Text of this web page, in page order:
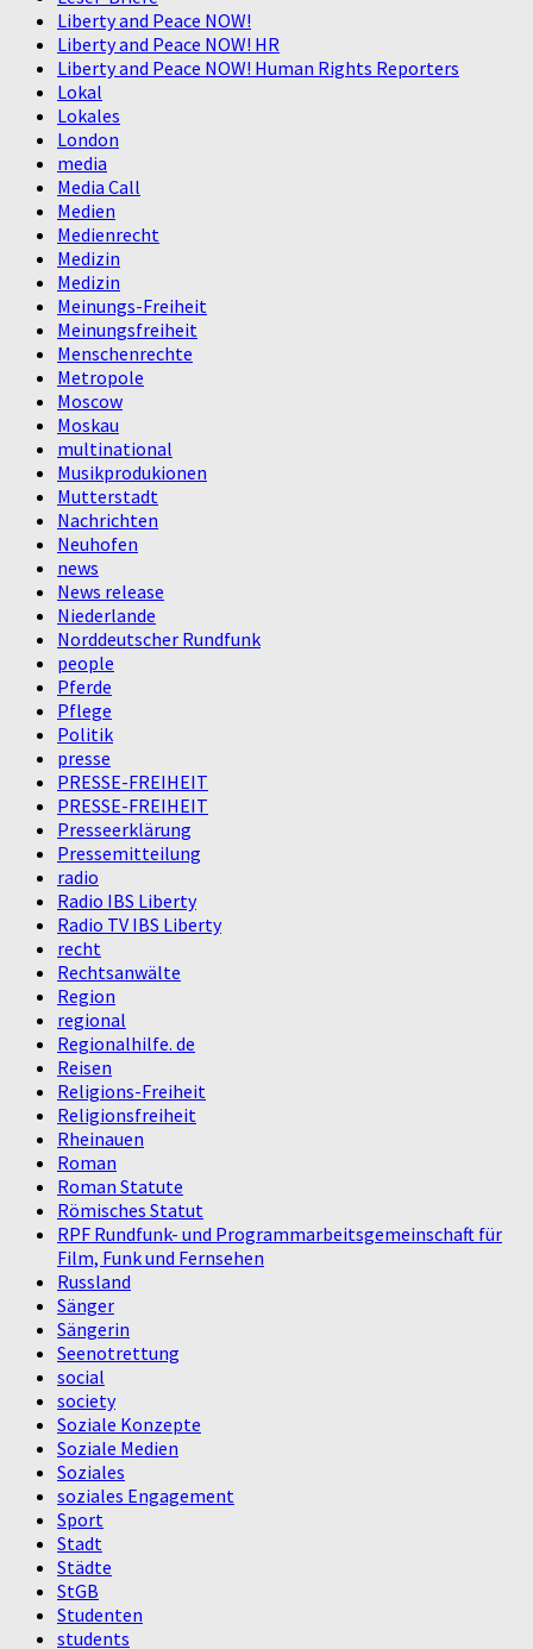
Liberty and Peace NOW!
Liberty and Peace NOW! HR
Liberty and Peace NOW! Human Rights Reporters
Lokal
Lokales
London
media
Media Call
Medien
Medienrecht
Medizin
Medizin
Meinungs-Freiheit
Meinungsfreiheit
Menschenrechte
Metropole
Moscow
Moskau
multinational
Musikprodukionen
Mutterstadt
Nachrichten
Neuhofen
news
News release
Niederlande
Norddeutscher Rundfunk
people
Pferde
Pflege
Politik
presse
PRESSE-FREIHEIT
PRESSE-FREIHEIT
Presseerklärung
Pressemitteilung
radio
Radio IBS Liberty
Radio TV IBS Liberty
recht
Rechtsanwälte
Region
regional
Regionalhilfe. de
Reisen
Religions-Freiheit
Religionsfreiheit
Rheinauen
Roman
Roman Statute
Römisches Statut
RPF Rundfunk- und Programmarbeitsgemeinschaft für
Film, Funk und Fernsehen
Russland
Sänger
Sängerin
Seenotrettung
social
society
Soziale Konzepte
Soziale Medien
Soziales
soziales Engagement
Sport
Stadt
Städte
StGB
Studenten
students